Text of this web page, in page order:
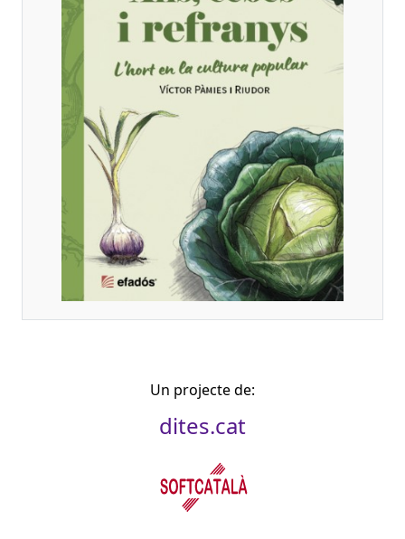
Un projecte de:
dites.cat